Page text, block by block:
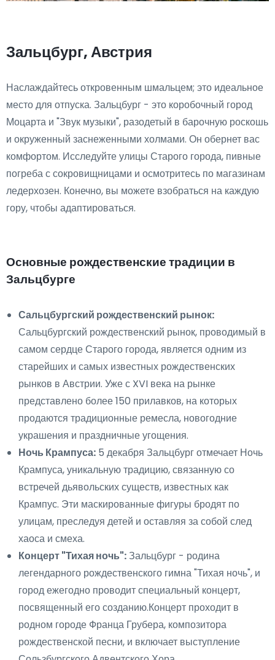
Зальцбург, Австрия
Наслаждайтесь откровенным шмальцем; это идеальное
место для отпуска. Зальцбург - это коробочный город
Моцарта и "Звук музыки", разодетый в барочную роскошь
и окруженный заснеженными холмами. Он обернет вас
комфортом. Исследуйте улицы Старого города, пивные
погреба с сокровищницами и осмотритесь по магазинам
ледерхозен. Конечно, вы можете взобраться на каждую
гору, чтобы адаптироваться.
Основные рождественские традиции в
Зальцбурге
Сальцбургский рождественский рынок:
Сальцбургский рождественский рынок, проводимый в
самом сердце Старого города, является одним из
старейших и самых известных рождественских
рынков в Австрии. Уже с XVI века на рынке
представлено более 150 прилавков, на которых
продаются традиционные ремесла, новогодние
украшения и праздничные угощения.
Ночь Крампуса: 5 декабря Зальцбург отмечает Ночь
Крампуса, уникальную традицию, связанную со
встречей дьявольских существ, известных как
Крампус. Эти маскированные фигуры бродят по
улицам, преследуя детей и оставляя за собой след
хаоса и смеха.
Концерт "Тихая ночь":Зальцбург - родина
легендарного рождественского гимна "Тихая ночь", и
город ежегодно проводит специальный концерт,
посвященный его созданию.Концерт проходит в
родном городе Франца Грубера, композитора
рождественской песни, и включает выступление